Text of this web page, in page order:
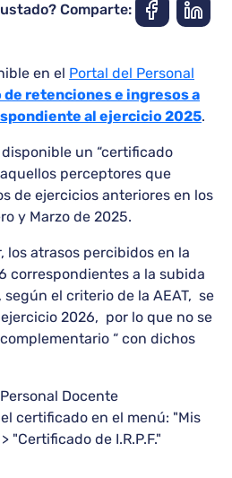
Comparte:
en el Portal del Personal
retenciones e ingresos a
al ejercicio 2025.
un “certificado
perceptores que
de ejercicios anteriores en los
y Marzo de 2025.
los atrasos percibidos en la
correspondientes a la subida
según el criterio de la AEAT, se
2026, por lo que no se
“ con dichos
Docente
certificado en el menú: "Mis
"Certificado de I.R.P.F."